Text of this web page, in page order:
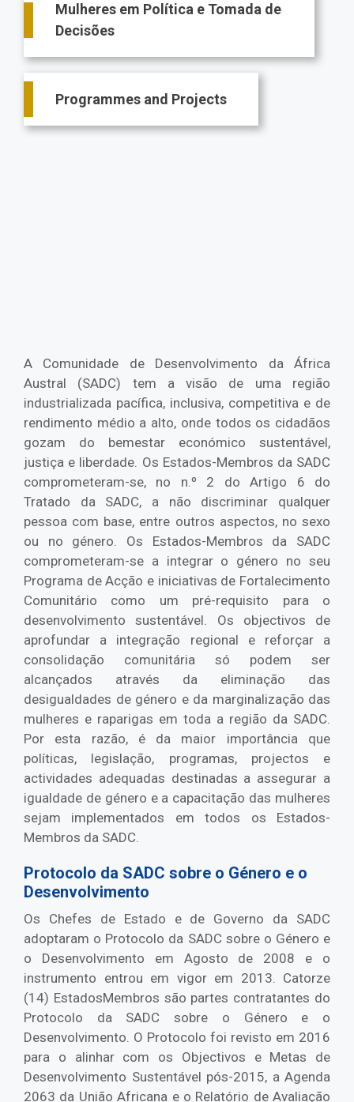
Mulheres em Política e Tomada de
Decisões
Programmes and Projects
A Comunidade de Desenvolvimento da África
Austral (SADC) tem a visão de uma região
industrializada pacífica, inclusiva, competitiva e de
rendimento médio a alto, onde todos os cidadãos
gozam do bemestar económico sustentável,
justiça e liberdade. Os Estados-Membros da SADC
comprometeram-se, no n.º 2 do Artigo 6 do
Tratado da SADC, a não discriminar qualquer
pessoa com base, entre outros aspectos, no sexo
ou no género. Os Estados-Membros da SADC
comprometeram-se a integrar o género no seu
Programa de Acção e iniciativas de Fortalecimento
Comunitário como um pré-requisito para o
desenvolvimento sustentável. Os objectivos de
aprofundar a integração regional e reforçar a
consolidação comunitária só podem ser
alcançados através da eliminação das
desigualdades de género e da marginalização das
mulheres e raparigas em toda a região da SADC.
Por esta razão, é da maior importância que
políticas, legislação, programas, projectos e
actividades adequadas destinadas a assegurar a
igualdade de género e a capacitação das mulheres
sejam implementados em todos os Estados-
Membros da SADC.
Protocolo da SADC sobre o Género e o
Desenvolvimento
Os Chefes de Estado e de Governo da SADC
adoptaram o Protocolo da SADC sobre o Género e
o Desenvolvimento em Agosto de 2008 e o
instrumento entrou em vigor em 2013. Catorze
(14) EstadosMembros são partes contratantes do
Protocolo da SADC sobre o Género e o
Desenvolvimento. O Protocolo foi revisto em 2016
para o alinhar com os Objectivos e Metas de
Desenvolvimento Sustentável pós-2015, a Agenda
2063 da União Africana e o Relatório de Avaliação